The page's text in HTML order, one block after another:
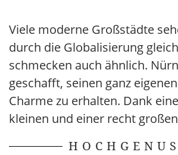
Viele moderne Großstädte
durch die Globalisierung
schmecken auch ähnlich.
geschafft, seinen ganz
Charme zu erhalten. Dank
kleinen und einer recht